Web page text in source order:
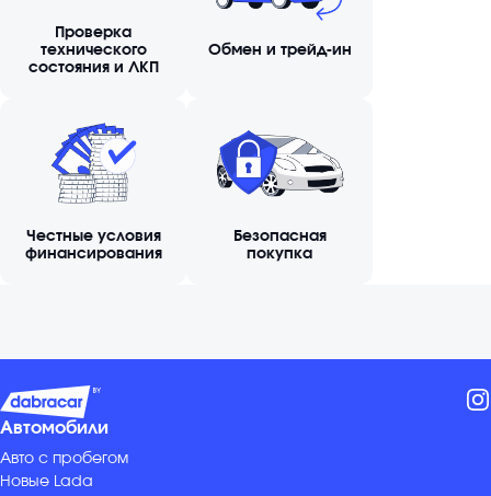
Проверка
технического
состояния и ЛКП
Обмен и трейд-ин
Честные условия
финансирования
Безопасная
покупка
Автомобили
Авто с пробегом
Новые Lada